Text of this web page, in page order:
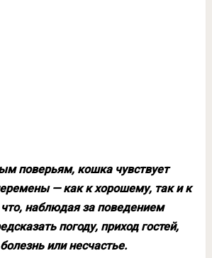
поверьям, кошка чувствует
— как к хорошему, так и к
наблюдая за поведением
погоду, приход гостей,
или несчастье.